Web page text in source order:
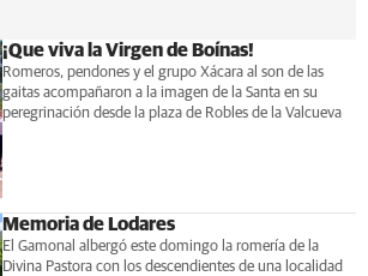
¡Que viva la Virgen de Boínas!
Romeros, pendones y el grupo Xácara al son de las
gaitas acompañaron a la imagen de la Santa en su
peregrinación desde la plaza de Robles de la Valcueva
Memoria de Lodares
El Gamonal albergó este domingo la romería de la
Divina Pastora con los descendientes de una localidad